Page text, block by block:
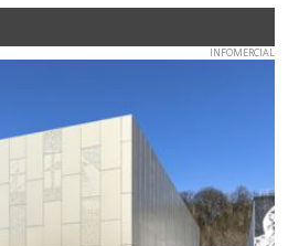
INFOMERCIAL